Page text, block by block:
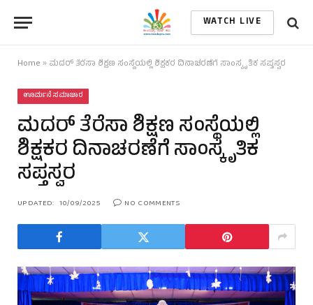
WATCH LIVE
Home » ಮದರ್ ತೆರೆಸಾ ಶಿಕ್ಷಣ ಸಂಸ್ಥೆಯಲ್ಲಿ ಶಿಕ್ಷಕರ ದಿನಾಚರಣೆಗೆ ಸಾಂಸ್ಕೃತಿಕ ಸಪ್ತಸ್ವರ
ಊರ್ಮನೆ ಸಮಾಚಾರ
ಮದರ್ ತೆರೆಸಾ ಶಿಕ್ಷಣ ಸಂಸ್ಥೆಯಲ್ಲಿ
ಶಿಕ್ಷಕರ ದಿನಾಚರಣೆಗೆ ಸಾಂಸ್ಕೃತಿಕ
ಸಪ್ತಸ್ವರ
UPDATED: 10/09/2025 NO COMMENTS